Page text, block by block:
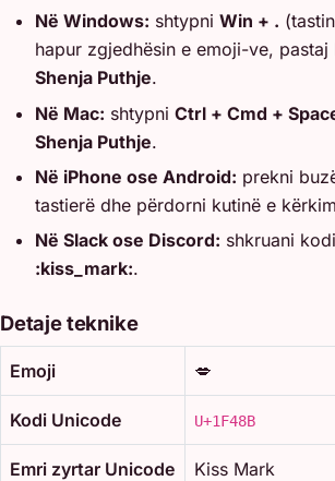
Në Windows: shtypni Win + .
hapur zgjedhësin e emoji-ve,
Shenja Puthje.
Në Mac: shtypni Ctrl + Cmd +
Shenja Puthje.
Në iPhone ose Android: prekni
tastierë dhe përdorni kutinë e
Në Slack ose Discord: shkruani
:kiss_mark:.
Detaje teknike
Emoji 💋
Kodi Unicode U+1F48B
Emri zyrtar Unicode Kiss Mark